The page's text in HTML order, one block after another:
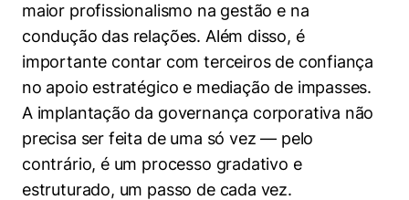
maior profissionalismo na gestão e na
condução das relações. Além disso, é
importante contar com terceiros de confiança
no apoio estratégico e mediação de impasses.
A implantação da governança corporativa não
precisa ser feita de uma só vez — pelo
contrário, é um processo gradativo e
estruturado, um passo de cada vez.